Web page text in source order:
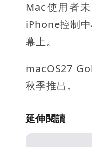
Mac使用者
iPhone控制
幕上。
macOS27
秋季推出。
延伸閱讀